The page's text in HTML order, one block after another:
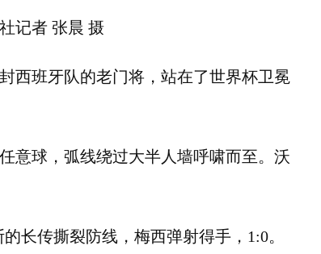
记者 张晨 摄
西班牙队的老门将，站在了世界杯卫冕
意球，弧线绕过大半人墙呼啸而至。沃
长传撕裂防线，梅西弹射得手，1:0。